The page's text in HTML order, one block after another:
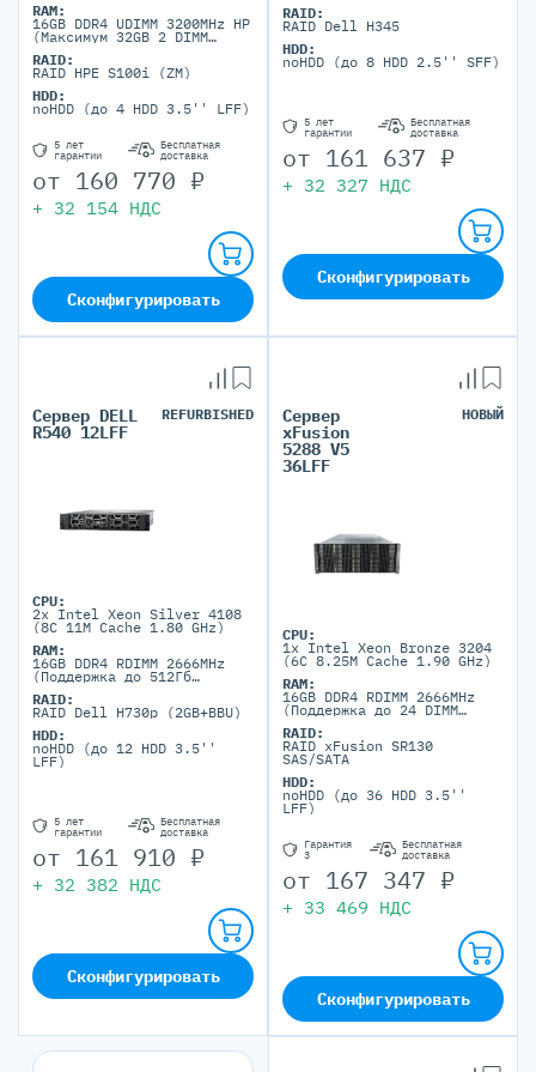
RAM:
16GB DDR4 UDIMM 3200MHz HP
(Максимум 32GB 2 DIMM
RAID:
RAID HPE S100i (ZM)
HDD:
noHDD (до 4 HDD 3.5'' LFF)
5 лет
гарантии
Бесплатная
доставка
от 160 770 ₽
+ 32 154 НДС
Сконфигурировать
RAID:
RAID Dell H345
HDD:
noHDD (до 8 HDD 2.5'' SFF)
5 лет
гарантии
Бесплатная
доставка
от 161 637 ₽
+ 32 327 НДС
Сконфигурировать
Сервер DELL
R540 12LFF
REFURBISHED
CPU:
2x Intel Xeon Silver 4108
(8C 11M Cache 1.80 GHz)
RAM:
16GB DDR4 RDIMM 2666MHz
(Поддержка до 512Гб
портов)
RAID:
RAID Dell H730p (2GB+BBU)
HDD:
noHDD (до 12 HDD 3.5''
LFF)
5 лет
гарантии
Бесплатная
доставка
от 161 910 ₽
+ 32 382 НДС
Сконфигурировать
Сервер
xFusion
5288 V5
36LFF
НОВЫЙ
CPU:
1x Intel Xeon Bronze 3204
(6C 8.25M Cache 1.90 GHz)
RAM:
16GB DDR4 RDIMM 2666MHz
(Поддержка до 24 DIMM
RAID:
RAID xFusion SR130
SAS/SATA
HDD:
noHDD (до 36 HDD 3.5''
LFF)
Гарантия
3
Бесплатная
доставка
от 167 347 ₽
+ 33 469 НДС
Сконфигурировать